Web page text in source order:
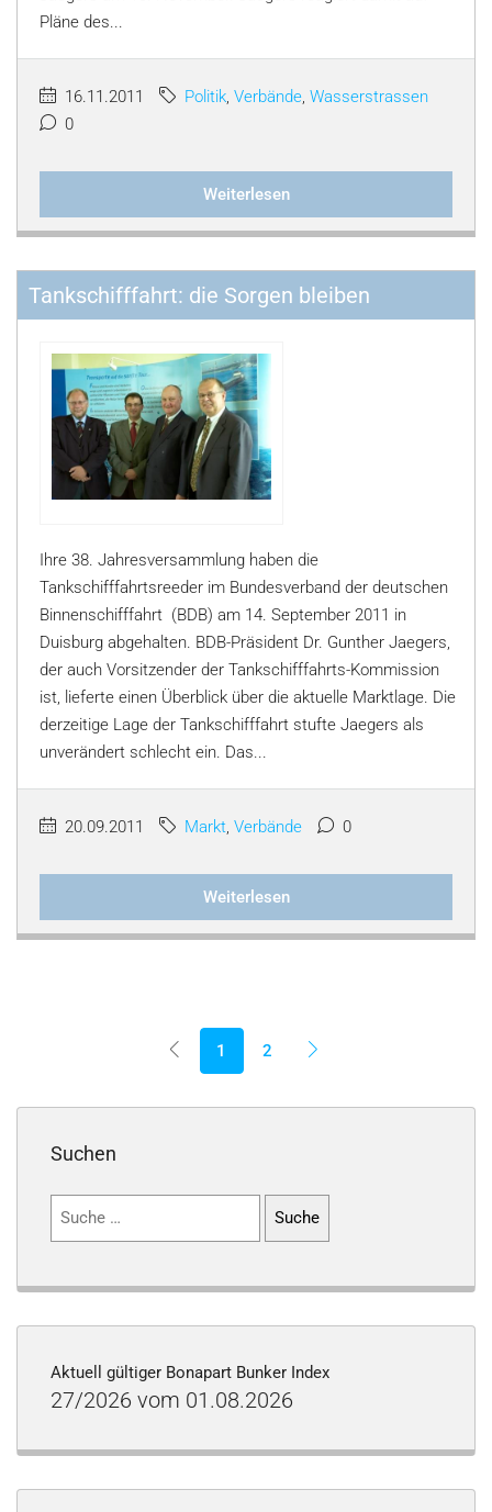
Pläne des...
16.11.2011 Politik, Verbände, Wasserstrassen
0
Weiterlesen
Tankschifffahrt: die Sorgen bleiben
Ihre 38. Jahresversammlung haben die
Tankschifffahrtsreeder im Bundesverband der deutschen
Binnenschifffahrt (BDB) am 14. September 2011 in
Duisburg abgehalten. BDB-Präsident Dr. Gunther Jaegers,
der auch Vorsitzender der Tankschifffahrts-Kommission
ist, lieferte einen Überblick über die aktuelle Marktlage. Die
derzeitige Lage der Tankschifffahrt stufte Jaegers als
unverändert schlecht ein. Das...
20.09.2011 Markt, Verbände 0
Weiterlesen
1 2
Suchen
Suchen
Aktuell gültiger Bonapart Bunker Index
27/2026 vom 01.08.2026